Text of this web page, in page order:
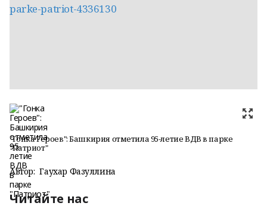
parke-patriot-4336130
"Гонка Героев": Башкирия отметила 95-летие ВДВ в парке
"Патриот"
Автор: Гаухар Фазуллина
Читайте нас